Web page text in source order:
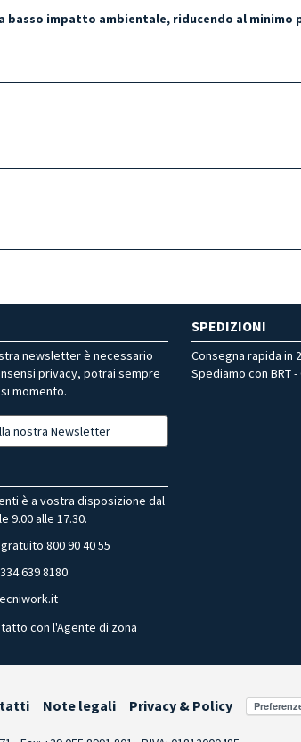
impatto ambientale, riducendo al minimo
newsletter è necessario
privacy, potrai sempre
momento.
nostra Newsletter
SPEDIZIONI
Consegna rapida in
Spediamo con BRT
è a vostra disposizione dal
9.00 alle 17.30.
800 90 40 55
639 8180
con l'Agente di zona
Note legali Privacy & Policy